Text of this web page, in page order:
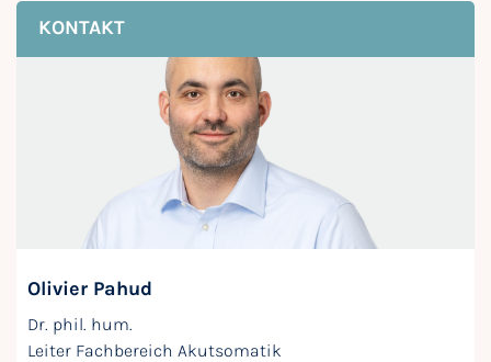
KONTAKT
Olivier Pahud
Dr. phil. hum.
Leiter Fachbereich Akutsomatik